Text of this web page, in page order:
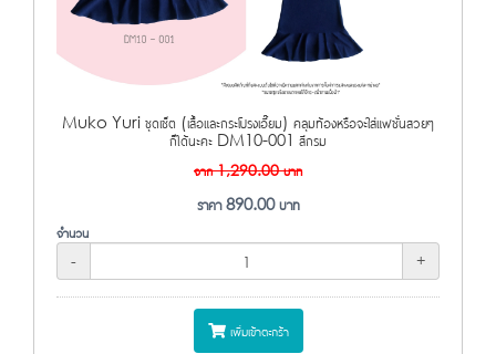
Muko Yuri ชุดเซ็ต (เสื้อและกระโปรงเอี๊ยม) คลุมท้องหรือจะใส่แฟชั่นสวยๆ
ก็ได้นะคะ DM10-001 สีกรม
จาก1,290.00บาท
ราคา890.00บาท
จำนวน
-
+
เพิ่มเข้าตะกร้า